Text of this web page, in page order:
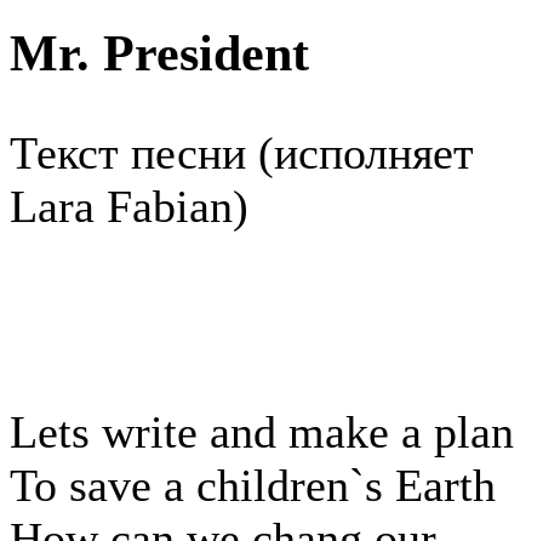
Mr. President
Текст песни (исполняет
Lara Fabian)
Lets write and make a plan
To save a children`s Earth